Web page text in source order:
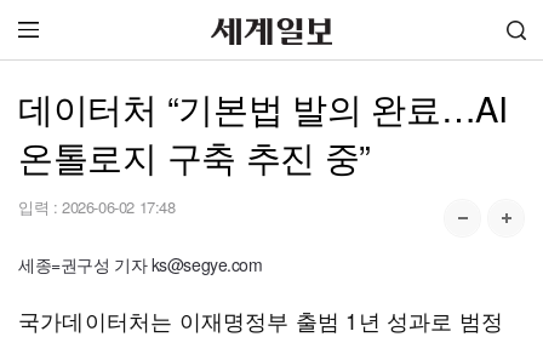
데이터처 “기본법 발의 완료…AI
온톨로지 구축 추진 중”
입력 : 2026-06-02 17:48
세종=권구성 기자 ks@segye.com
국가데이터처는 이재명정부 출범 1년 성과로 범정